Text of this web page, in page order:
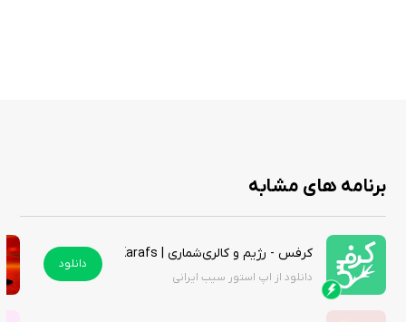
برنامه های مشابه
کرفس - رژیم و کالری‌شماری | Karafs
دانلود از اپ استور سیب ایرانی
دانلود